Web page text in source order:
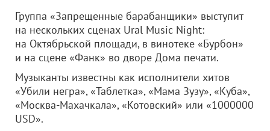
Группа «Запрещенные барабанщики» выступит
на нескольких сценах Ural Music Night:
на Октябрьской площади, в винотеке «Бурбон»
и на сцене «Фанк» во дворе Дома печати.
Музыканты известны как исполнители хитов
«Убили негра», «Таблетка», «Мама Зузу», «Куба»,
«Москва-Махачкала», «Котовский» или «1000000
USD».